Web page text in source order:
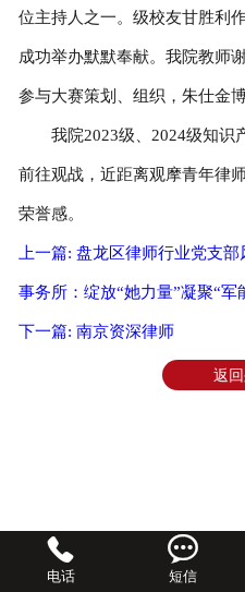
位主持人之一。级校友甘胜利
成功举办默默奉献。我院教师
参与大赛策划、组织，朱仕金
我院2023级、2024级知识
前往观战，近距离观摩青年律
荣誉感。
上一篇: 盘龙区律师行业党支
事务所：绽放“她力量”凝聚“军
下一篇: 南京资深律师
返

电话

短信